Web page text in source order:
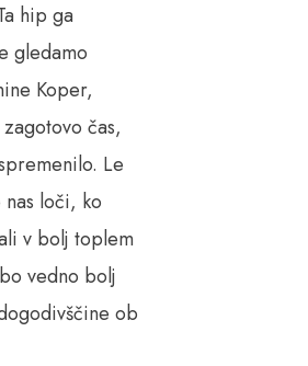
hip ga
gledamo
Koper,
čas,
Le
loči, ko
v bolj toplem
vedno bolj
ob